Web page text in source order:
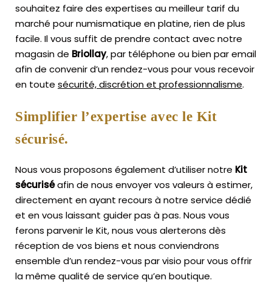
souhaitez faire des expertises au meilleur tarif du
marché pour numismatique en platine, rien de plus
facile. Il vous suffit de prendre contact avec notre
magasin de Briollay, par téléphone ou bien par email
afin de convenir d’un rendez-vous pour vous recevoir
en toute sécurité, discrétion et professionnalisme.
Simplifier l’expertise avec le Kit
sécurisé.
Nous vous proposons également d’utiliser notre Kit
sécuriséafin de nous envoyer vos valeurs à estimer,
directement en ayant recours à notre service dédié
et en vous laissant guider pas à pas. Nous vous
ferons parvenir le Kit, nous vous alerterons dès
réception de vos biens et nous conviendrons
ensemble d’un rendez-vous par visio pour vous offrir
la même qualité de service qu’en boutique.